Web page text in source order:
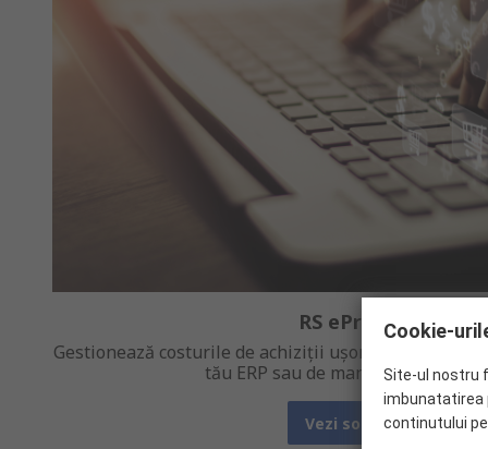
RS eProcurement
Gestionează costurile de achiziții ușor, prin
tău ERP sau de management al
Vezi solutia noastra
Cookie-
Site-ul nostru
imbunatatirea
continutului